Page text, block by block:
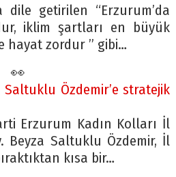
dile getirilen “Erzurum’da
iklim şartları en büyük
hayat zordur ” gibi…
👀
Saltuklu Özdemir’e stratejik
Erzurum Kadın Kolları İl
Beyza Saltuklu Özdemir, İl
kısa bir…